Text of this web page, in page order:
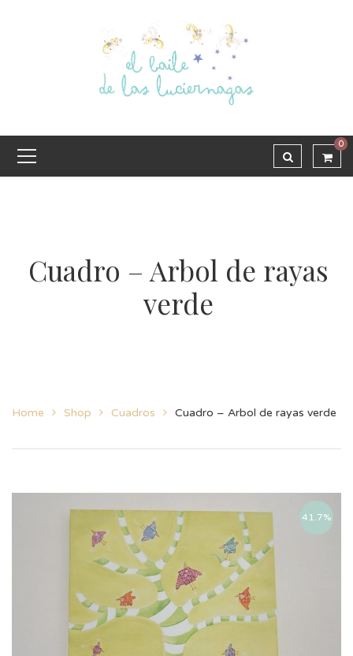
0
Cuadro – Arbol de rayas
verde
Home Shop Cuadros Cuadro – Arbol de rayas verde
41.7%